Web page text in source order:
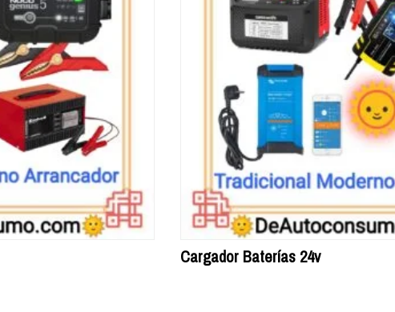
Cargador Baterías 24v